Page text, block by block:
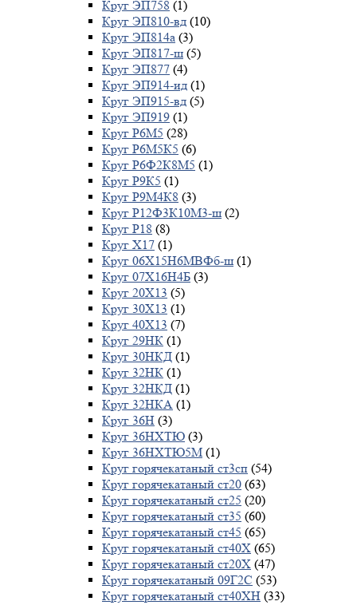
Круг ЭП758 (1)
Круг ЭП810-вд (10)
Круг ЭП814а (3)
Круг ЭП817-ш (5)
Круг ЭП877 (4)
Круг ЭП914-ид (1)
Круг ЭП915-вд (5)
Круг ЭП919 (1)
Круг Р6М5 (28)
Круг Р6М5К5 (6)
Круг Р6Ф2К8М5 (1)
Круг Р9К5 (1)
Круг Р9М4К8 (3)
Круг Р12Ф3К10М3-ш (2)
Круг Р18 (8)
Круг Х17 (1)
Круг 06Х15Н6МВФб-ш (1)
Круг 07Х16Н4Б (3)
Круг 20Х13 (5)
Круг 30Х13 (1)
Круг 40Х13 (7)
Круг 29НК (1)
Круг 30НКД (1)
Круг 32НК (1)
Круг 32НКД (1)
Круг 32НКА (1)
Круг 36Н (3)
Круг 36НХТЮ (3)
Круг 36НХТЮ5М (1)
Круг горячекатаный ст3сп (54)
Круг горячекатаный ст20 (63)
Круг горячекатаный ст25 (20)
Круг горячекатаный ст35 (60)
Круг горячекатаный ст45 (65)
Круг горячекатаный ст40Х (65)
Круг горячекатаный ст20Х (47)
Круг горячекатаный 09Г2С (53)
Круг горячекатаный ст40ХН (33)